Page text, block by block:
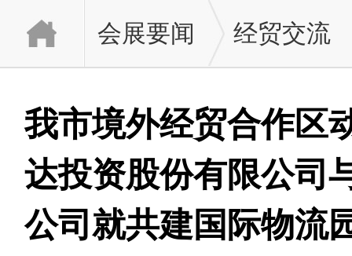
会展要闻 经贸交流
我市境外经贸合作
达投资股份有限公司
公司就共建国际物流